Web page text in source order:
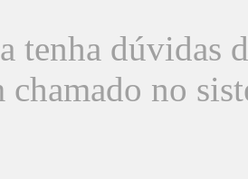
tenha dúvidas
chamado no